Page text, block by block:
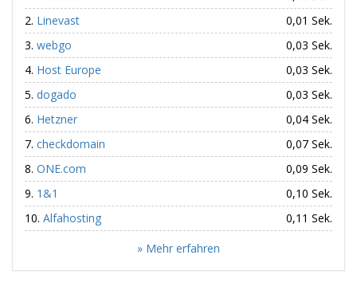
Linevast
0,01 Sek.
webgo
0,03 Sek.
Host Europe
0,03 Sek.
dogado
0,03 Sek.
Hetzner
0,04 Sek.
checkdomain
0,07 Sek.
ONE.com
0,09 Sek.
1&1
0,10 Sek.
Alfahosting
0,11 Sek.
» Mehr erfahren